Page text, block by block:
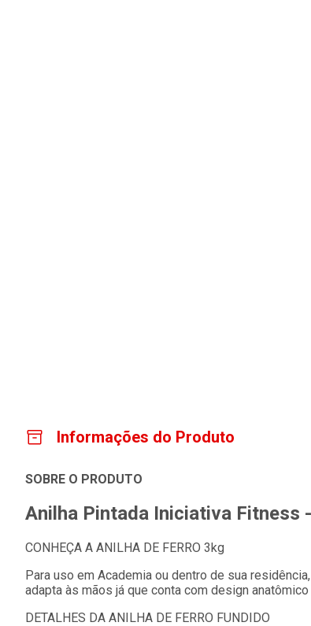
Informações do Produto
SOBRE O PRODUTO
Anilha Pintada Iniciativa Fitness
CONHEÇA A ANILHA DE FERRO 3kg
Para uso em Academia ou dentro de sua
adapta às mãos já que conta com design
DETALHES DA ANILHA DE FERRO FUNDIDO